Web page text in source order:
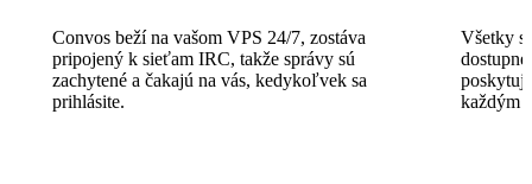
Convos beží na vašom VPS 24/7, zostáva
pripojený k sieťam IRC, takže správy sú
zachytené a čakajú na vás, kedykoľvek sa
prihlásite.
Všetky
každým